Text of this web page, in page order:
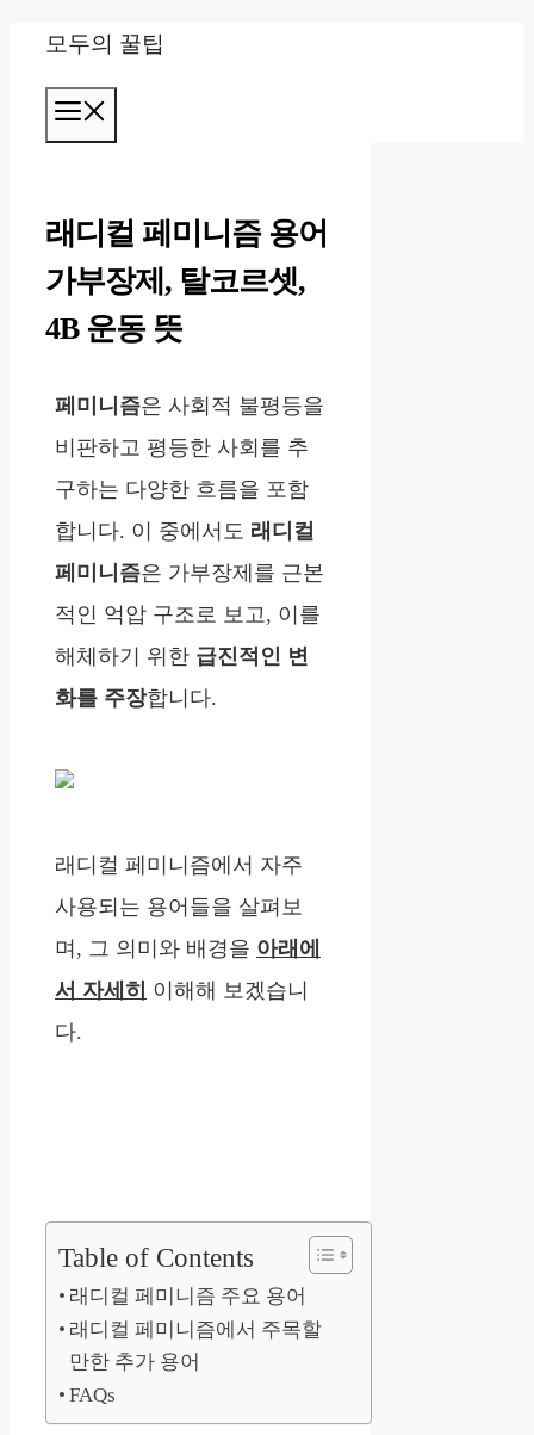
모두의 꿀팁
래디컬 페미니즘 용어
가부장제, 탈코르셋,
4B 운동 뜻
페미니즘은 사회적 불평등을
비판하고 평등한 사회를 추
구하는 다양한 흐름을 포함
합니다. 이 중에서도 래디컬
페미니즘은 가부장제를 근본
적인 억압 구조로 보고, 이를
해체하기 위한 급진적인 변
화를 주장합니다.
래디컬 페미니즘에서 자주
사용되는 용어들을 살펴보
며, 그 의미와 배경을 아래에
서 자세히 이해해 보겠습니
다.
Table of Contents
래디컬 페미니즘 주요 용어
래디컬 페미니즘에서 주목할
만한 추가 용어
FAQs